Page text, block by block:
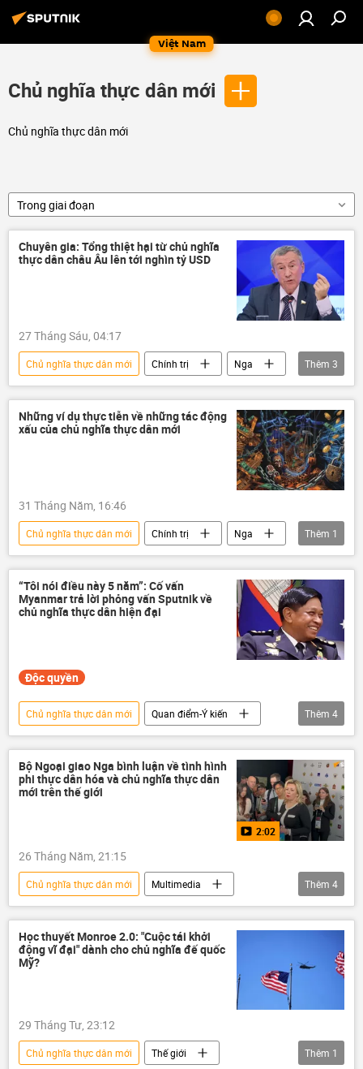
Việt Nam
Chủ nghĩa thực dân mới
Chủ nghĩa thực dân mới
Trong giai đoạn
Chuyên gia: Tổng thiệt hại từ chủ nghĩa
thực dân châu Âu lên tới nghìn tỷ USD
27 Tháng Sáu, 04:17
Chủ nghĩa thực dân mới Chính trị
Nga
Thế giới
Pháp luật Châu Âu
Thêm 3
Những ví dụ thực tiễn về những tác động
xấu của chủ nghĩa thực dân mới
31 Tháng Năm, 16:46
Chủ nghĩa thực dân mới Chính trị
Nga
Tác giả
Thêm 1
“Tôi nói điều này 5 năm”: Cố vấn
Myanmar trả lời phỏng vấn Sputnik về
chủ nghĩa thực dân hiện đại
Độc quyền
Chủ nghĩa thực dân mới
Quan điểm-Ý kiến
chuyên gia
Thế giới
Chính trị
Myanmar
Thêm 4
Bộ Ngoại giao Nga bình luận về tình hình
phi thực dân hóa và chủ nghĩa thực dân
mới trên thế giới
2:02
26 Tháng Năm, 21:15
Chủ nghĩa thực dân mới
Multimedia
Nga
Bộ Ngoại giao Nga
Maria Zakharova
Video Thế giới
Thêm 4
Học thuyết Monroe 2.0: "Cuộc tái khởi
động vĩ đại" dành cho chủ nghĩa đế quốc
Mỹ?
29 Tháng Tư, 23:12
Chủ nghĩa thực dân mới
Thế giới
Thêm 1